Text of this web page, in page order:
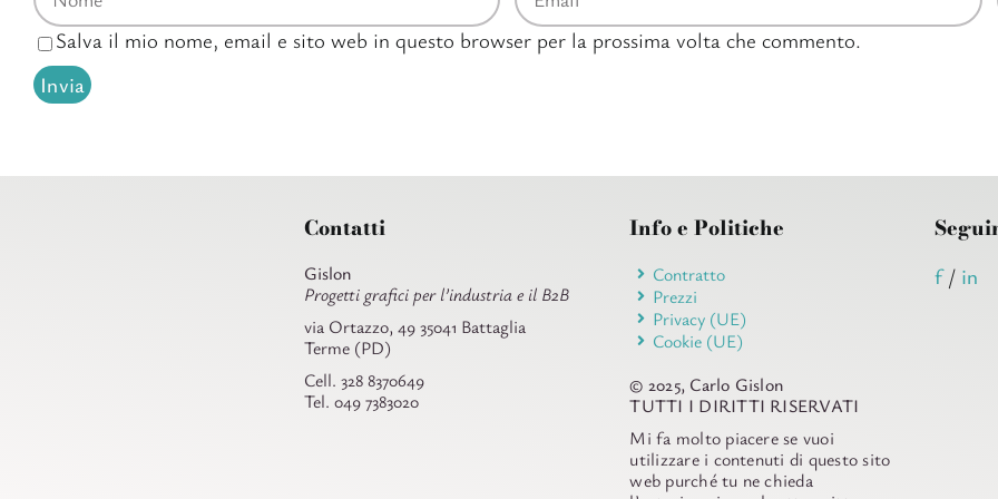
Salva il mio nome, email e sito web in questo browser per la prossima volta che commento.
Contatti
Gislon
Progetti grafici per l’industria e il B2B
via Ortazzo, 49 35041 Battaglia
Terme (PD)
Cell. 328 8370649
Tel. 049 7383020
Info e Politiche
Contratto
Prezzi
Privacy (UE)
Cookie (UE)
© 2025, Carlo Gislon
TUTTI I DIRITTI RISERVATI
Mi fa molto piacere se vuoi
utilizzare i contenuti di questo sito
web purché tu ne chieda
f/ in